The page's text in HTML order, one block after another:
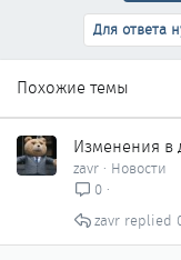
Для ответа
Похожие темы
Изменения в
zavr
Новости
0
zavr